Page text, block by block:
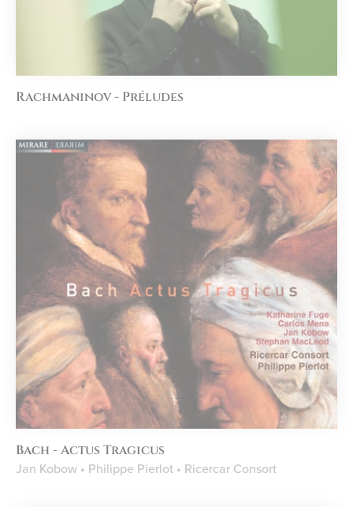
Rachmaninov - Préludes
Bach - Actus Tragicus
Jan Kobow • Philippe Pierlot • Ricercar Consort